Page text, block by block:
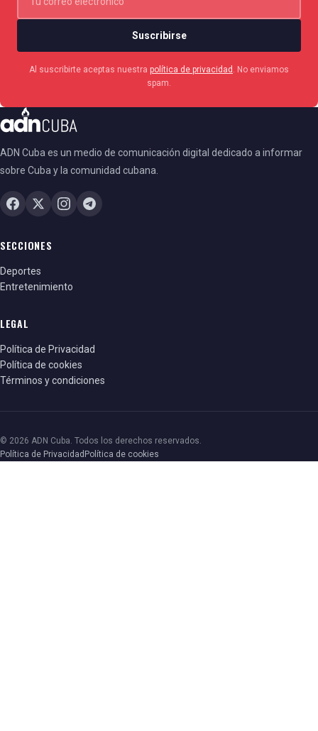
Suscribirse
Al suscribirte aceptas nuestra política de privacidad
. No enviamos
spam.
ADN Cuba es un medio de comunicación digital dedicado a informar
sobre Cuba y la comunidad cubana.
SECCIONES
Deportes
Entretenimiento
LEGAL
Política de Privacidad
Política de cookies
Términos y condiciones
© 2026 ADN Cuba. Todos los derechos reservados.
Política de Privacidad Política de cookies